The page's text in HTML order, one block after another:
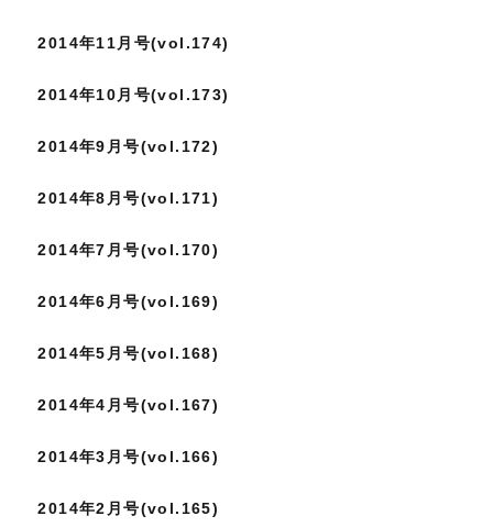
2014年11月号(vol.174)
2014年10月号(vol.173)
2014年9月号(vol.172)
2014年8月号(vol.171)
2014年7月号(vol.170)
2014年6月号(vol.169)
2014年5月号(vol.168)
2014年4月号(vol.167)
2014年3月号(vol.166)
2014年2月号(vol.165)